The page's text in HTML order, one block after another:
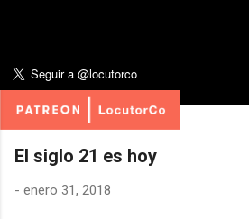
El siglo 21 es hoy
- enero 31, 2018